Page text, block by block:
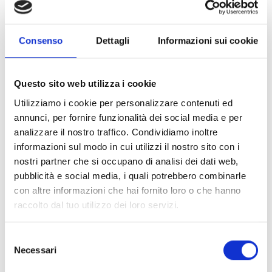
Consenso Dettagli Informazioni sui cookie
Questo sito web utilizza i cookie
Utilizziamo i cookie per personalizzare contenuti ed
annunci, per fornire funzionalità dei social media e per
analizzare il nostro traffico. Condividiamo inoltre
informazioni sul modo in cui utilizzi il nostro sito con i
nostri partner che si occupano di analisi dei dati web,
pubblicità e social media, i quali potrebbero combinarle
con altre informazioni che hai fornito loro o che hanno
raccolto dal tuo utilizzo dei loro servizi.
delNecessari
di tensione da 24V a 12V progettato per
alimentare dispositivi a bassa tensione come
sirene da esterno e comunicatori telefonici
direttamente dalla centrale. Grazie alla tecnologia
switching assicura massima efficienza, ridotta
Supporta una corrente massima in uscita di 1A,
garantendo stabilità e protezione
nell’alimentazione.
Questo prodotto è disponibile nelle seguenti
versioni